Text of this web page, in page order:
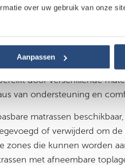
over uw gebruik van onze
Aanpassen
die kunnen worden
door verschillende
van ondersteuning en
matrassen
of verwijderd om de
zones die kunnen worden
met afneembare